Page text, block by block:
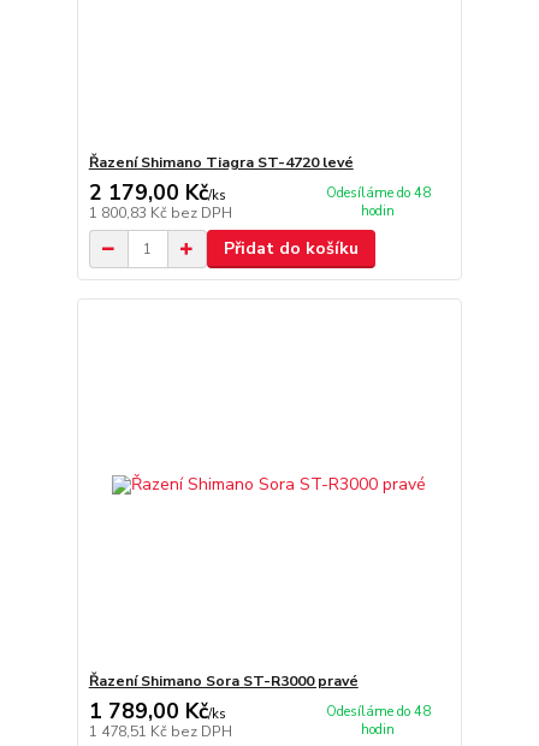
Řazení Shimano Tiagra ST-4720 levé
2 179,00 Kč/ks
1 800,83 Kč bez DPH
Odesíláme do 48
hodin
Přidat do košíku
Řazení Shimano Sora ST-R3000 pravé
1 789,00 Kč/ks
1 478,51 Kč bez DPH
Odesíláme do 48
hodin